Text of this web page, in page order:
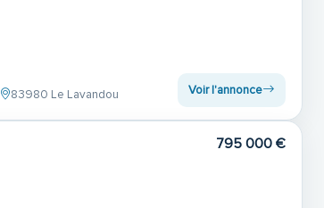
83980 Le Lavandou Voir l'annonce
795 000 €